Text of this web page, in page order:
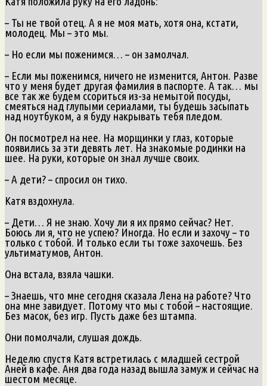
– Ты не твой отец. А я не моя мать, хотя она, кстати,
молодец. Мы – это мы.
– Но если мы поженимся… – он замолчал.
– Если мы поженимся, ничего не изменится, Антон. Разве
что у меня будет другая фамилия в паспорте. А так… мы
все так же будем ссориться из-за немытой посуды,
смеяться над глупыми сериалами, ты будешь засыпать
над ноутбуком, а я буду накрывать тебя пледом.
Он посмотрел на нее. На морщинки у глаз, которые
появились за эти девять лет. На знакомые родинки на
шее. На руки, которые он знал лучше своих.
– А дети? – спросил он тихо.
Катя вздохнула.
– Дети… Я не знаю. Хочу ли я их прямо сейчас? Нет.
Боюсь ли я, что не успею? Иногда. Но если и захочу – то
только с тобой. И только если ты тоже захочешь. Без
ультиматумов, Антон.
Она встала, взяла чашки.
– Знаешь, что мне сегодня сказала Лена на работе? Что
она мне завидует. Потому что мы с тобой – настоящие.
Без масок, без игр. Пусть даже без штампа.
Они помолчали, слушая дождь.
Неделю спустя Катя встретилась с младшей сестрой
Аней в кафе. Аня два года назад вышла замуж и сейчас на
шестом месяце.